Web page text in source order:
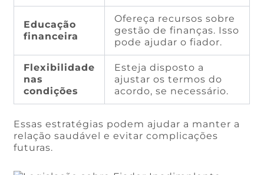
Educação
financeira
Ofereça recursos sobre
gestão de finanças. Isso
pode ajudar o fiador.
Flexibilidade
nas
condições
Esteja disposto a
ajustar os termos do
acordo, se necessário.
Essas estratégias podem ajudar a manter a
relação saudável e evitar complicações
futuras.